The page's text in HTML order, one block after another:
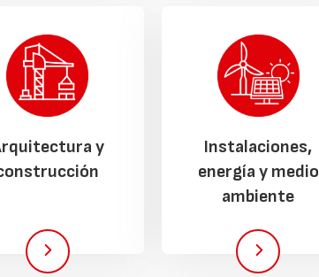
y
Instalaciones,
energía y medio
ambiente